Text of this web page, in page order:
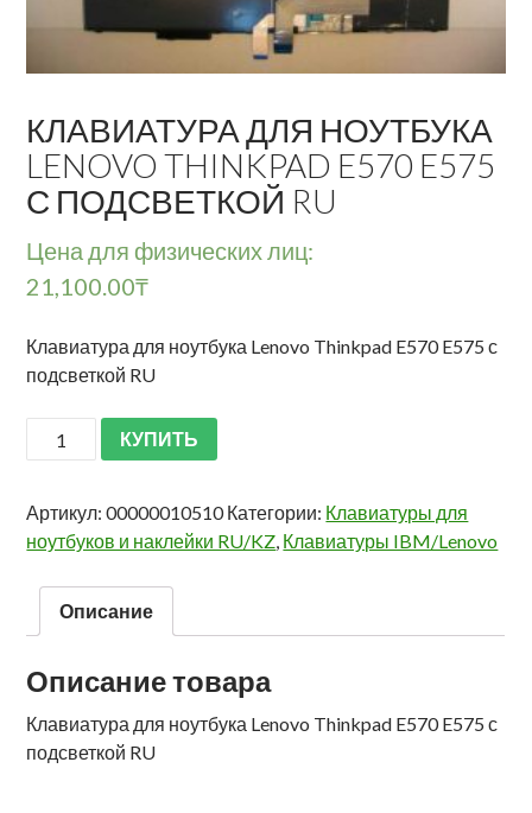
КЛАВИАТУРА ДЛЯ НОУТБУКА
LENOVO THINKPAD E570 E575
С ПОДСВЕТКОЙ RU
Цена для физических лиц:
21,100.00₸
Клавиатура для ноутбука Lenovo Thinkpad E570 E575 с
подсветкой RU
КУПИТЬ
Артикул:00000010510Категории: Клавиатуры для
ноутбуков и наклейки RU/KZ, Клавиатуры IBM/Lenovo
Описание
Описание товара
Клавиатура для ноутбука Lenovo Thinkpad E570 E575 с
подсветкой RU